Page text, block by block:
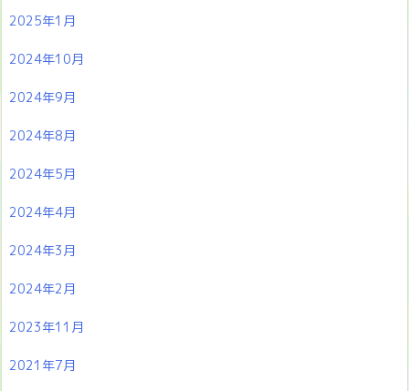
2025年1月
2024年10月
2024年9月
2024年8月
2024年5月
2024年4月
2024年3月
2024年2月
2023年11月
2021年7月